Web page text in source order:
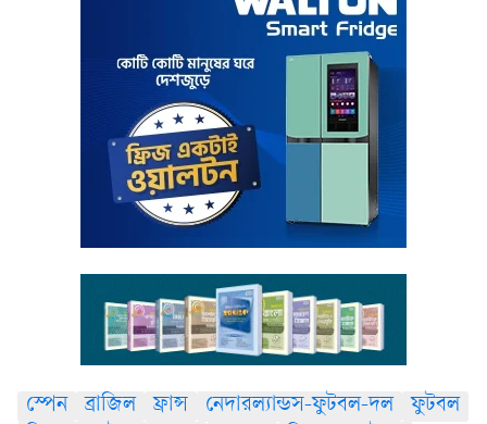
স্পেন ব্রাজিল ফ্রান্স নেদারল্যান্ডস-ফুটবল-দল
ফুটবল